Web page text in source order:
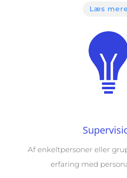
Læs mere
Af enkeltpersoner eller
erfaring med